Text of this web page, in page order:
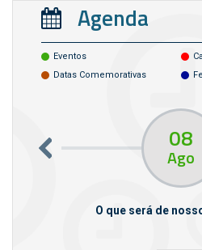
Agenda
Eventos
Datas Comemorativas
08
Ago
O que será de